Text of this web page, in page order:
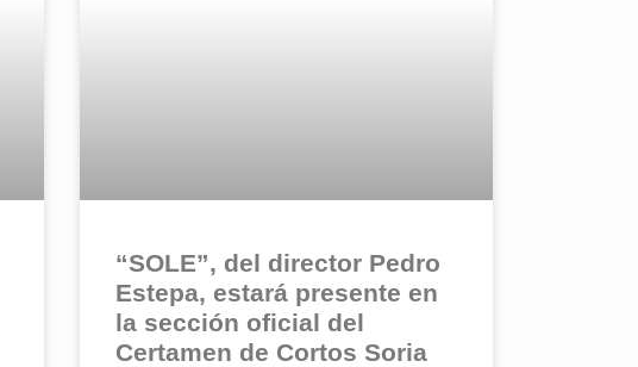
“SOLE”, del director Pedro
Estepa, estará presente en
la sección oficial del
Certamen de Cortos Soria